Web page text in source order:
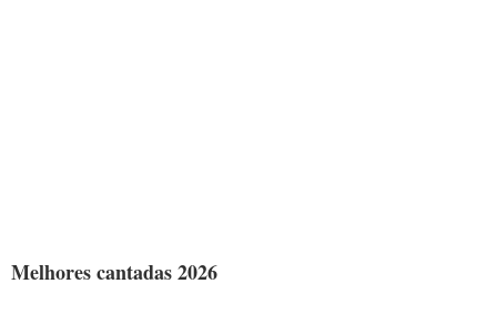
Melhores cantadas 2026